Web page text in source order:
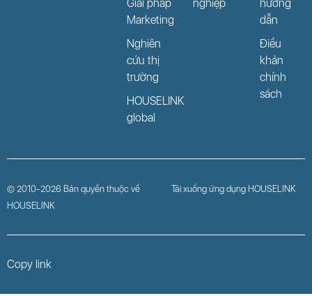
Giải pháp
Marketing
Nghiên
cứu thị
trường
HOUSELINK
global
nghiệp
hướng
dẫn
Điều
khản
chính
sách
© 2010-2026 Bản quyền thuộc về
HOUSELINK
Tải xuống ứng dụng HOUSELINK
Copy link